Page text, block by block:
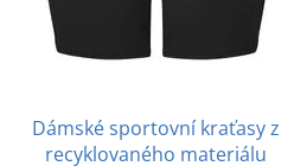
Dámské sportovní kraťasy z
recyklovaného materiálu